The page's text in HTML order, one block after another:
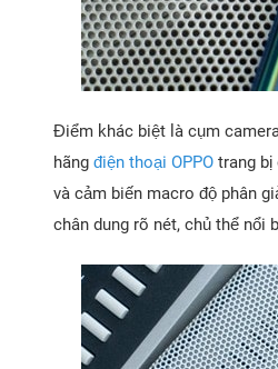
Điểm khác biệt là cụm
hãng điện thoại OPPOtrang bị
và cảm biến macro độ phân
chân dung rõ nét, chủ thể nổi